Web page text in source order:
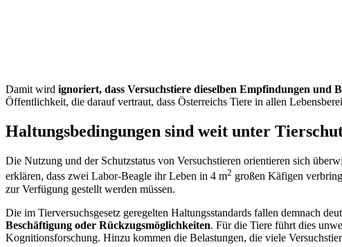
Damit wird ignoriert, dass Versuchstiere dieselben Empfindungen und
Öffentlichkeit, die darauf vertraut, dass Österreichs Tiere in allen
Haltungsbedingungen sind weit unter
Die Nutzung und der Schutzstatus von Versuchstieren orientieren sich
erklären, dass zwei Labor-Beagle ihr Leben in 4 m2 großen Käfigen
zur Verfügung gestellt werden müssen.
Die im Tierversuchsgesetz geregelten Haltungsstandards fallen demnach
Beschäftigung oder Rückzugsmöglichkeiten. Für die Tiere führt dies
Kognitionsforschung. Hinzu kommen die Belastungen, die viele